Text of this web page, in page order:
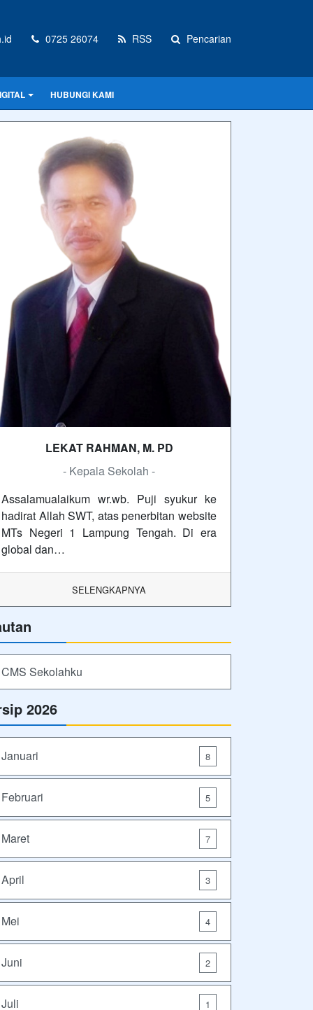
0725 26074 RSS Pencarian
HUBUNGI KAMI
LEKAT RAHMAN, M. PD
- Kepala Sekolah -
Assalamualaikum wr.wb. Puji syukur ke
hadirat Allah SWT, atas penerbitan website
MTs Negeri 1 Lampung Tengah. Di era
global dan…
SELENGKAPNYA
CMS Sekolahku
2026
Januari 8
Februari 5
Maret 7
April 3
Mei 4
Juni 2
Juli 1